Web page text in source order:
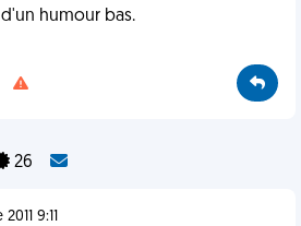
humour bas.
26
9:11